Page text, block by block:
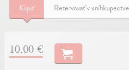
Kúpiť Rezervovať v kníhkupectve
10,00 €